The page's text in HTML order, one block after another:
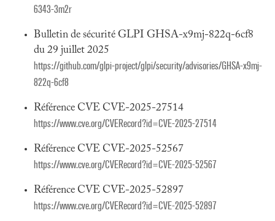
6343-3m2r
Bulletin de sécurité GLPI GHSA-x9mj-822q-6cf8
du 29 juillet 2025
https://github.com/glpi-project/glpi/security/advisories/GHSA-x9mj-
822q-6cf8
Référence CVE CVE-2025-27514
https://www.cve.org/CVERecord?id=CVE-2025-27514
Référence CVE CVE-2025-52567
https://www.cve.org/CVERecord?id=CVE-2025-52567
Référence CVE CVE-2025-52897
https://www.cve.org/CVERecord?id=CVE-2025-52897